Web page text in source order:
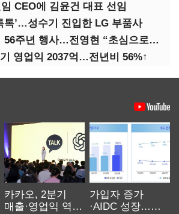
CEO에 김윤건 대표 선임
톡’…성수기 진입한 LG 부품사
삼성전자, 창립 56주년 행사…전영현 “초심으로 경쟁력 회복해야”
영업익 2037억…전년비 56%↑
카카오, 2분기
매출·영업익 역대
가입자 증가
·AIDC 성장…